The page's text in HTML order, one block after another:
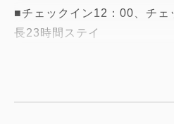
■チェックイン12：00、チェ
長23時間ステイ